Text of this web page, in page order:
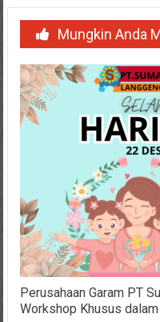
Mungkin Anda
Perusahaan Garam PT
Workshop Khusus